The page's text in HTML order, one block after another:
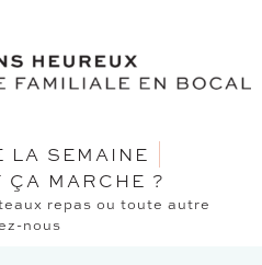
LA SEMAINE
ÇA MARCHE ?
repas ou toute autre
nous